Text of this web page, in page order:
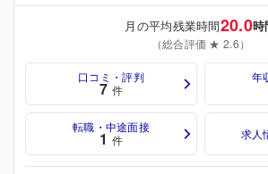
月の平均残業時間20.0時
（総合評価 ★ 2.6）
口コミ・評判
7 件
年
転職・中途面接
1 件 求人